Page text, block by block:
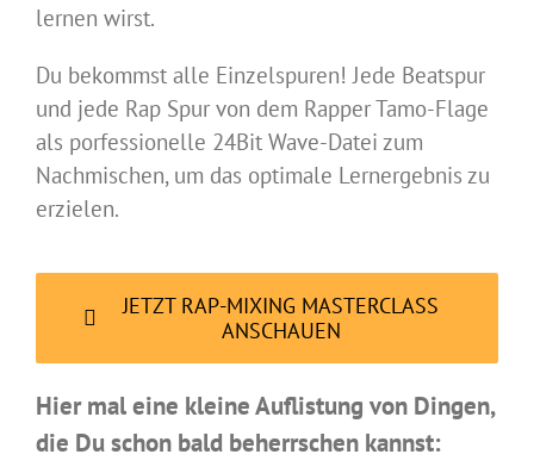
lernen wirst.
Du bekommst alle Einzelspuren! Jede Beatspur
und jede Rap Spur von dem Rapper Tamo-Flage
als porfessionelle 24Bit Wave-Datei zum
Nachmischen, um das optimale Lernergebnis zu
erzielen.
JETZT RAP-MIXING MASTERCLASS
ANSCHAUEN
Hier mal eine kleine Auflistung von Dingen,
die Du schon bald beherrschen kannst: